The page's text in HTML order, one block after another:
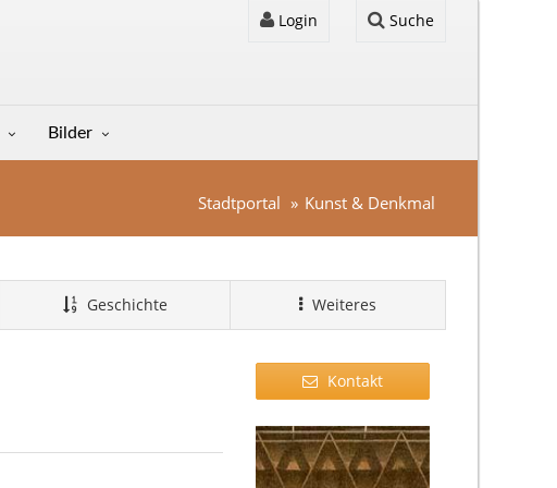
Login Suche
Bilder
Stadtportal Kunst & Denkmal
Geschichte Weiteres
Kontakt